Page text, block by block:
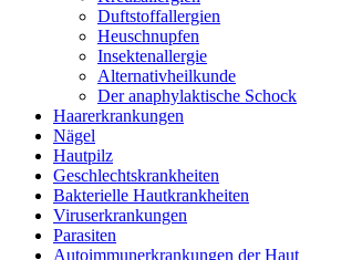
Duftstoffallergien
Heuschnupfen
Insektenallergie
Alternativheilkunde
Der anaphylaktische Schock
Haarerkrankungen
Nägel
Hautpilz
Geschlechtskrankheiten
Bakterielle Hautkrankheiten
Viruserkrankungen
Parasiten
Autoimmunerkrankungen der Haut